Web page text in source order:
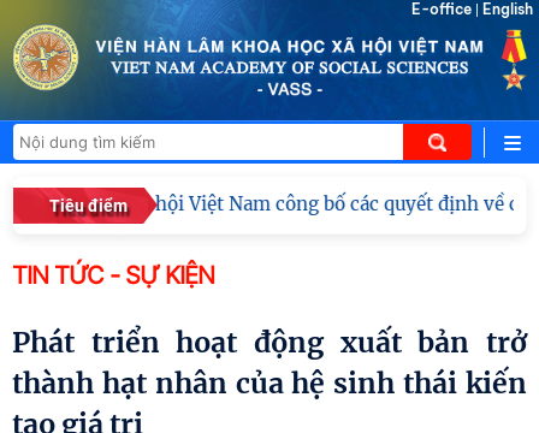
E-office English
Tiêu điểm
Khoa học xã hội Việt Nam công bố các quyết định về công
TIN TỨC - SỰ KIỆN
Phát triển hoạt động xuất bản trở
thành hạt nhân của hệ sinh thái kiến
tạo giá trị